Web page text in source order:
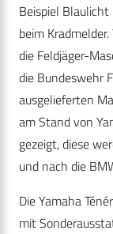
Beispiel
beim
die Feldjäger-
die Bundeswehr
ausgelieferten
am Stand von
gezeigt, diese
und nach die
Die Yamaha
mit